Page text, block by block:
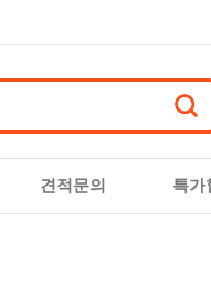
견적문의 특가